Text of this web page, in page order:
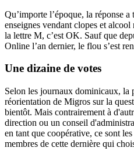
Qu’importe l’époque, la réponse
enseignes vendant clopes et
la lettre M, c’est OK. Sauf que
Online l’an dernier, le flou s’est
Une dizaine de votes
Selon les journaux dominicaux, la
réorientation de Migros sur la
bientôt. Mais contrairement à
direction ou un conseil
en tant que coopérative, ce sont
membres de cette dernière qui